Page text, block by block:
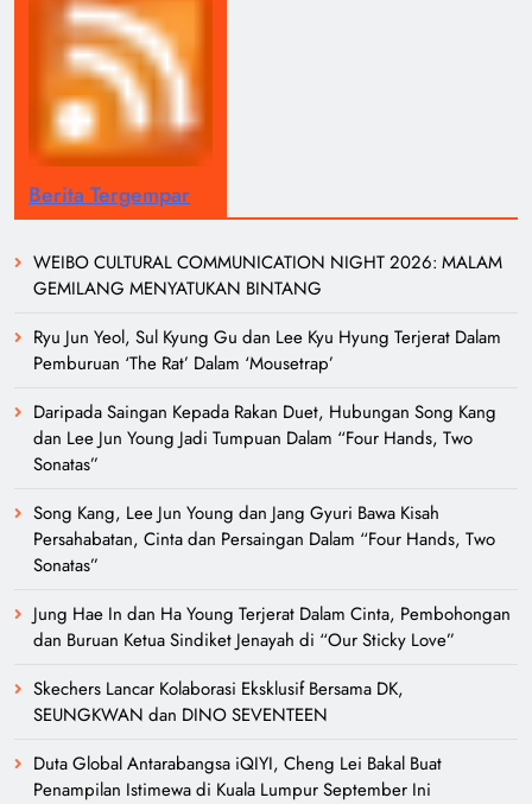
Berita Tergempar
WEIBO CULTURAL COMMUNICATION NIGHT 2026: MALAM
GEMILANG MENYATUKAN BINTANG
Ryu Jun Yeol, Sul Kyung Gu dan Lee Kyu Hyung Terjerat Dalam
Pemburuan ‘The Rat’ Dalam ‘Mousetrap’
Daripada Saingan Kepada Rakan Duet, Hubungan Song Kang
dan Lee Jun Young Jadi Tumpuan Dalam “Four Hands, Two
Sonatas”
Song Kang, Lee Jun Young dan Jang Gyuri Bawa Kisah
Persahabatan, Cinta dan Persaingan Dalam “Four Hands, Two
Sonatas”
Jung Hae In dan Ha Young Terjerat Dalam Cinta, Pembohongan
dan Buruan Ketua Sindiket Jenayah di “Our Sticky Love”
Skechers Lancar Kolaborasi Eksklusif Bersama DK,
SEUNGKWAN dan DINO SEVENTEEN
Duta Global Antarabangsa iQIYI, Cheng Lei Bakal Buat
Penampilan Istimewa di Kuala Lumpur September Ini